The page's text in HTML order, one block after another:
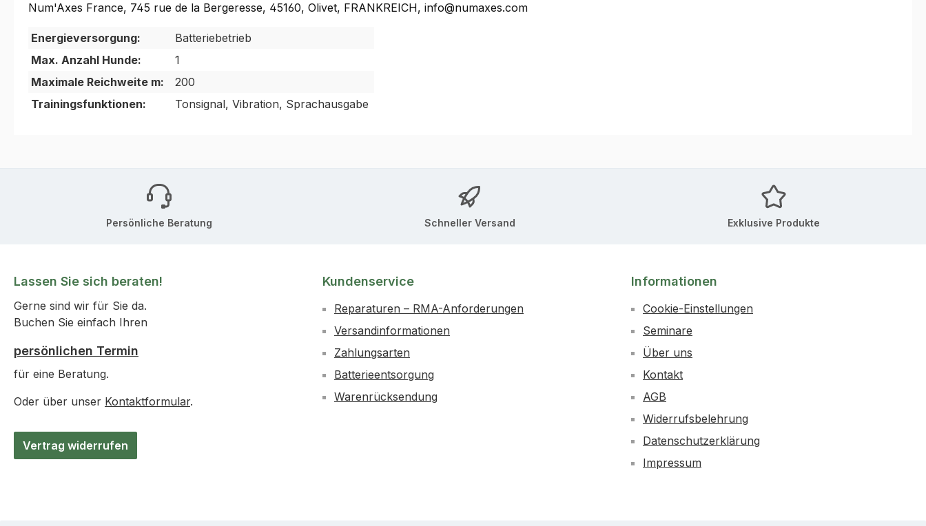
Num'Axes France, 745 rue de la Bergeresse, 45160, Olivet, FRANKREICH, info@numaxes.com
Energieversorgung:
Batteriebetrieb
Max. Anzahl Hunde:
1
Maximale Reichweite m:
200
Trainingsfunktionen:
Tonsignal, Vibration, Sprachausgabe
Persönliche Beratung Schneller Versand Exklusive Produkte
Lassen Sie sich beraten!
Gerne sind wir für Sie da.
Buchen Sie einfach Ihren
persönlichen Termin
für eine Beratung.
Oder über unser Kontaktformular.
Vertrag widerrufen
Kundenservice
Reparaturen – RMA-Anforderungen
Versandinformationen
Zahlungsarten
Batterieentsorgung
Warenrücksendung
Informationen
Cookie-Einstellungen
Seminare
Über uns
Kontakt
AGB
Widerrufsbelehrung
Datenschutzerklärung
Impressum